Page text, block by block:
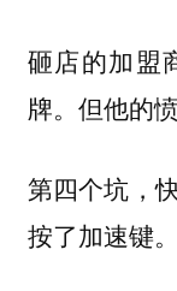
砸店的加盟
牌。但他的
第四个坑，
按了加速键。